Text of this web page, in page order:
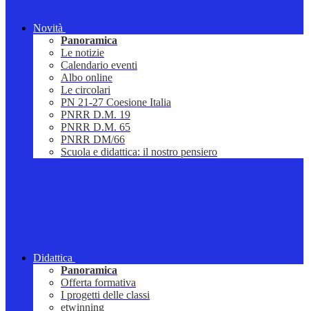
Novità
Panoramica
Le notizie
Calendario eventi
Albo online
Le circolari
PN 21-27 Coesione Italia
PNRR D.M. 19
PNRR D.M. 65
PNRR DM/66
Scuola e didattica: il nostro pensiero
Didattica
Panoramica
Offerta formativa
I progetti delle classi
etwinning